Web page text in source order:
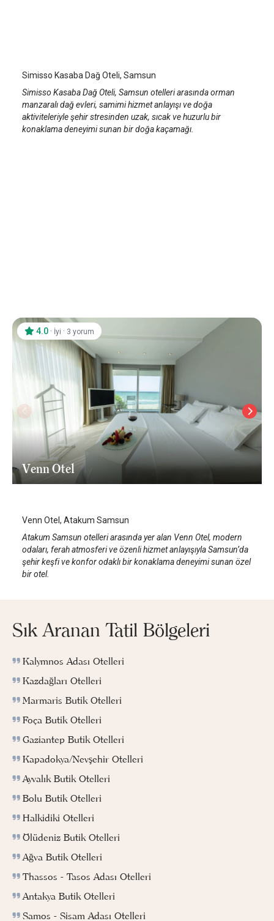
Simisso Kasaba Dağ Oteli, Samsun
Simisso Kasaba Dağ Oteli, Samsun otelleri arasında orman
manzaralı dağ evleri, samimi hizmet anlayışı ve doğa
aktiviteleriyle şehir stresinden uzak, sıcak ve huzurlu bir
konaklama deneyimi sunan bir doğa kaçamağı.
Venn Otel
4.0 · İyi · 3 yorum
Venn Otel, Atakum Samsun
Atakum Samsun otelleri arasında yer alan Venn Otel, modern
odaları, ferah atmosferi ve özenli hizmet anlayışıyla Samsun’da
şehir keşfi ve konfor odaklı bir konaklama deneyimi sunan özel
bir otel.
Sık Aranan Tatil Bölgeleri
Kalymnos Adası Otelleri
Kazdağları Otelleri
Marmaris Butik Otelleri
Foça Butik Otelleri
Gaziantep Butik Otelleri
Kapadokya/Nevşehir Otelleri
Ayvalık Butik Otelleri
Bolu Butik Otelleri
Halkidiki Otelleri
Ölüdeniz Butik Otelleri
Ağva Butik Otelleri
Thassos - Tasos Adası Otelleri
Antakya Butik Otelleri
Samos - Sisam Adası Otelleri